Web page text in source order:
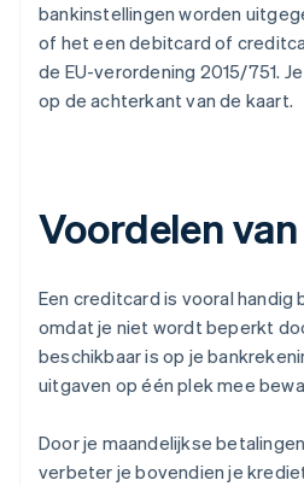
bankinstellingen worden
of het een debitcard of
de EU-verordening 2015/751.
op de achterkant van de kaart.
Voordelen
Een creditcard is vooral handig
omdat je niet wordt beperkt
beschikbaar is op je
uitgaven op één plek mee
Door je maandelijkse
verbeter je bovendien je